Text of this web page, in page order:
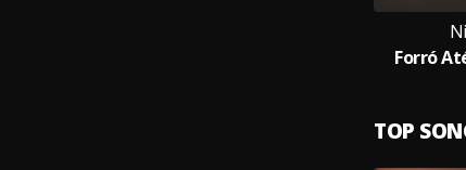
Forró
TOP